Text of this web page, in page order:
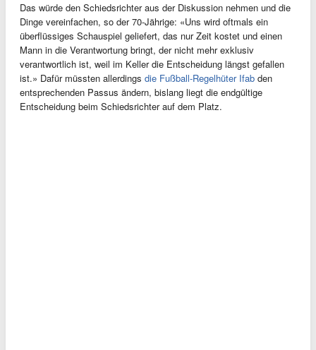
Das würde den Schiedsrichter aus der Diskussion nehmen und die
Dinge vereinfachen, so der 70-Jährige: «Uns wird oftmals ein
überflüssiges Schauspiel geliefert, das nur Zeit kostet und einen
Mann in die Verantwortung bringt, der nicht mehr exklusiv
verantwortlich ist, weil im Keller die Entscheidung längst gefallen
ist.» Dafür müssten allerdings die Fußball-Regelhüter Ifab den
entsprechenden Passus ändern, bislang liegt die endgültige
Entscheidung beim Schiedsrichter auf dem Platz.